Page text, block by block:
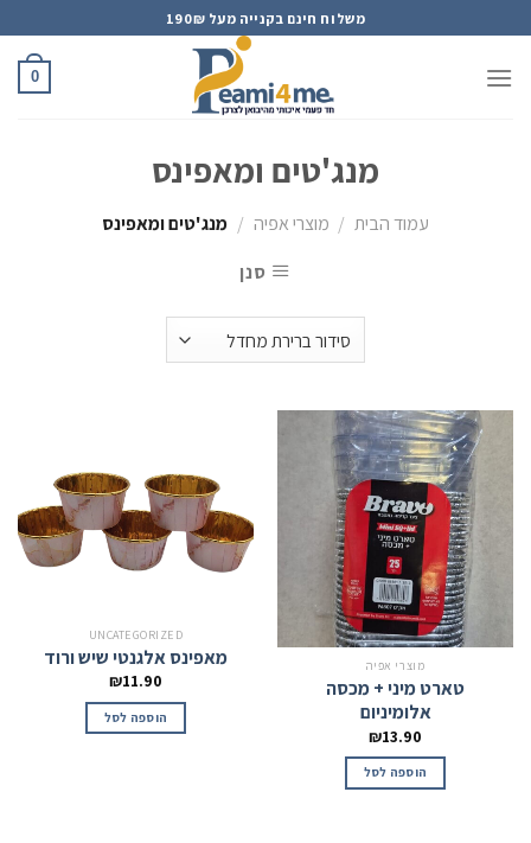
to
content
משלוח חינם בקנייה מעל 190₪
0
מנג'טים ומאפינס
עמוד הבית / מוצרי אפיה / מנג'טים ומאפינס
סנן
מוצרי אפיה
טארט מיני + מכסה
אלומיניום
₪13.90
הוספה לסל
UNCATEGORIZED
מאפינס אלגנטי שיש ורוד
₪11.90
הוספה לסל